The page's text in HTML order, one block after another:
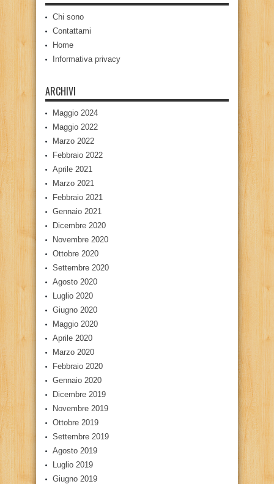
Chi sono
Contattami
Home
Informativa privacy
ARCHIVI
Maggio 2024
Maggio 2022
Marzo 2022
Febbraio 2022
Aprile 2021
Marzo 2021
Febbraio 2021
Gennaio 2021
Dicembre 2020
Novembre 2020
Ottobre 2020
Settembre 2020
Agosto 2020
Luglio 2020
Giugno 2020
Maggio 2020
Aprile 2020
Marzo 2020
Febbraio 2020
Gennaio 2020
Dicembre 2019
Novembre 2019
Ottobre 2019
Settembre 2019
Agosto 2019
Luglio 2019
Giugno 2019